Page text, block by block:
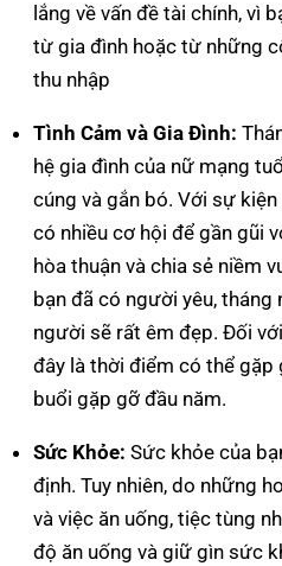
lắng về vấn đề tài chính, vì
từ gia đình hoặc từ những
thu nhập
Tình Cảm và Gia Đình:
hệ gia đình của nữ mạng
cúng và gắn bó. Với sự
có nhiều cơ hội để gần gũi
hòa thuận và chia sẻ niềm
bạn đã có người yêu, tháng
người sẽ rất êm đẹp. Đối
đây là thời điểm có thể
buổi gặp gỡ đầu năm.
Sức Khỏe: Sức khỏe của
định. Tuy nhiên, do những
và việc ăn uống, tiệc tùng
độ ăn uống và giữ gìn sức